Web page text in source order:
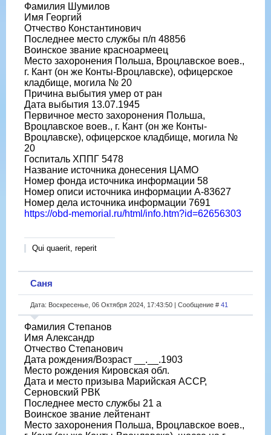
Фамилия Шумилов
Имя Георгий
Отчество Константинович
Последнее место службы п/п 48856
Воинское звание красноармеец
Место захоронения Польша, Вроцлавское воев.,
г. Кант (он же Конты-Вроцлавске), офицерское
кладбище, могила № 20
Причина выбытия умер от ран
Дата выбытия 13.07.1945
Первичное место захоронения Польша,
Вроцлавское воев., г. Кант (он же Конты-
Вроцлавске), офицерское кладбище, могила №
20
Госпиталь ХППГ 5478
Название источника донесения ЦАМО
Номер фонда источника информации 58
Номер описи источника информации А-83627
Номер дела источника информации 7691
https://obd-memorial.ru/html/info.htm?id=62656303
Qui quaerit, reperit
Саня
Дата: Воскресенье, 06 Октября 2024, 17:43:50 | Сообщение # 41
Фамилия Степанов
Имя Александр
Отчество Степанович
Дата рождения/Возраст __.__.1903
Место рождения Кировская обл.
Дата и место призыва Марийская АССР,
Серновский РВК
Последнее место службы 21 а
Воинское звание лейтенант
Место захоронения Польша, Вроцлавское воев.,